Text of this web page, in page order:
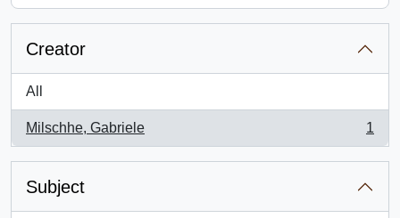
Creator
All
Milschhe, Gabriele
, 1 results
1
Subject